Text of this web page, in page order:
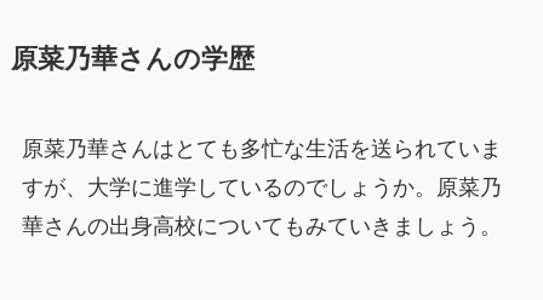
原菜乃華さんの学歴
原菜乃華さんはとても多忙な生活を送られていま
すが、大学に進学しているのでしょうか。原菜乃
華さんの出身高校についてもみていきましょう。